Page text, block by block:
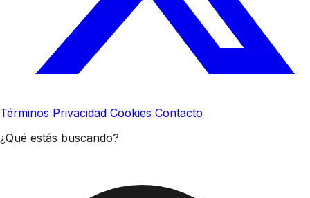
Términos Privacidad Cookies Contacto
¿Qué estás buscando?